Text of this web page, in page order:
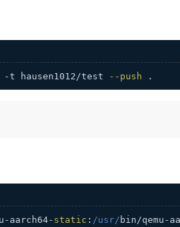
-t hausen1012/test --push .
static : /usr/ bin/qemu-